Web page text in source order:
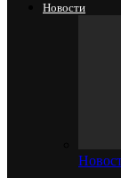
Новости